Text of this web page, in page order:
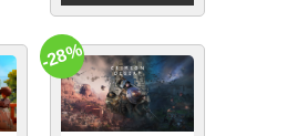
-28%